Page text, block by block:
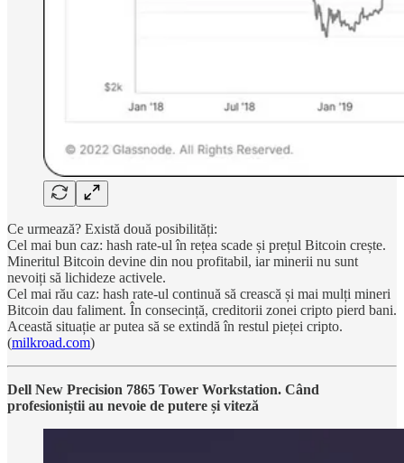
Ce urmează? Există două posibilități:
Cel mai bun caz: hash rate-ul în rețea scade și prețul Bitcoin crește.
Mineritul Bitcoin devine din nou profitabil, iar minerii nu sunt
nevoiți să lichideze activele.
Cel mai rău caz: hash rate-ul continuă să crească și mai mulți mineri
Bitcoin dau faliment. În consecință, creditorii zonei cripto pierd bani.
Această situație ar putea să se extindă în restul pieței cripto.
(milkroad.com)
Dell New Precision 7865 Tower Workstation. Când
profesioniștii au nevoie de putere și viteză